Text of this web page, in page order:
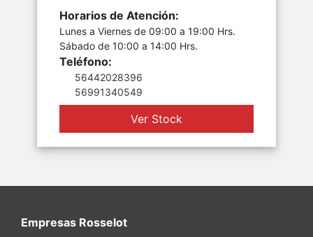
Horarios de Atención:
Lunes a Viernes de 09:00 a 19:00 Hrs.
Sábado de 10:00 a 14:00 Hrs.
Teléfono:
56442028396
56991340549
Ver Stock
Empresas Rosselot